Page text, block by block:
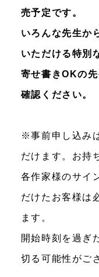
売予定です。
いろんな先生か
いただける特別
寄せ書きOKの
確認ください。
※事前申し込み
だけます。お持
各作家様のサイ
だけたお客様は
ます。
開始時刻を過ぎ
切る可能性がご